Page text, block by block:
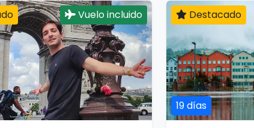
Vuelo incluido
19 días
Destacado